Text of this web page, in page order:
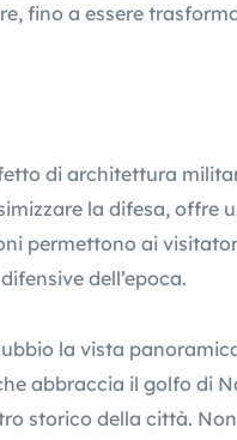
fino a essere
di architettura
la difesa, offre
permettono ai
dell’epoca.
la vista
abbraccia il golfo di
storico della città. Non